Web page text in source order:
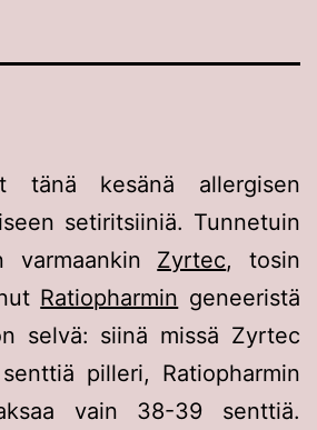
tänä kesänä allergisen
setiritsiiniä. Tunnetuin
varmaankin Zyrtec, tosin
Ratiopharmin geneeristä
selvä: siinä missä Zyrtec
pilleri, Ratiopharmin
vain 38-39 senttiä.